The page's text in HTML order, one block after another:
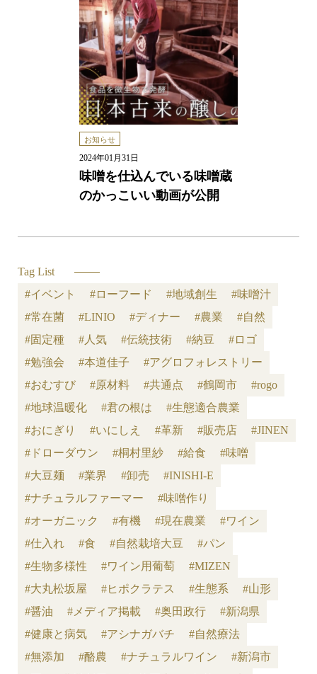
お知らせ
2024年01月31日
味噌を仕込んでいる味噌蔵
のかっこいい動画が公開
Tag List
#イベント
#ローフード #地域創生
#味噌汁
#常在菌
#LINIO #ディナー #農業
#自然
#固定種
#人気 #伝統技術 #納豆
#ロゴ
#勉強会
#本道佳子
#アグロフォレストリー
#おむすび
#原材料 #共通点 #鶴岡市
#rogo
#地球温暖化
#君の根は
#生態適合農業
#おにぎり
#いにしえ #革新 #販売店
#JINEN
#ドローダウン
#桐村里紗 #給食
#味噌
#大豆麺
#業界 #卸売
#INISHI-E
#ナチュラルファーマー
#味噌作り
#オーガニック
#有機 #現在農業
#ワイン
#仕入れ
#食 #自然栽培大豆
#パン
#生物多様性
#ワイン用葡萄
#MIZEN
#大丸松坂屋
#ヒポクラテス #生態系
#山形
#醤油
#メディア掲載 #奥田政行
#新潟県
#健康と病気
#アシナガバチ
#自然療法
#無添加
#酪農 #ナチュラルワイン
#新潟市